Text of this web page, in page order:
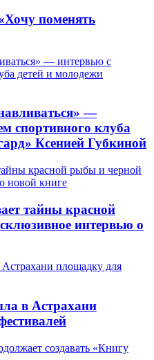
поменять
—
спортивного клуба
Ксенией Губкиной
тайны красной
интервью о
в Астрахани